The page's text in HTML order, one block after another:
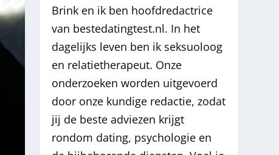
Brink en ik ben hoofdredactrice
van bestedatingtest.nl. In het
dagelijks leven ben ik seksuoloog
en relatietherapeut. Onze
onderzoeken worden uitgevoerd
door onze kundige redactie, zodat
jij de beste adviezen krijgt
rondom dating, psychologie en